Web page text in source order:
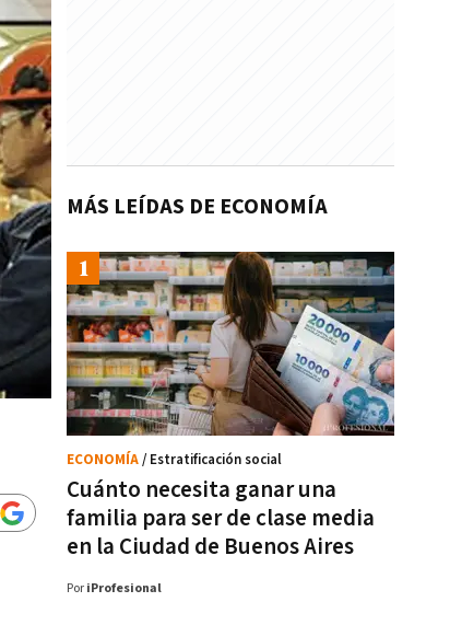
MÁS LEÍDAS DE ECONOMÍA
Cuánto necesita ganar una
familia para ser de clase media
en la Ciudad de Buenos Aires
ECONOMÍA/ Estratificación social
Por iProfesional